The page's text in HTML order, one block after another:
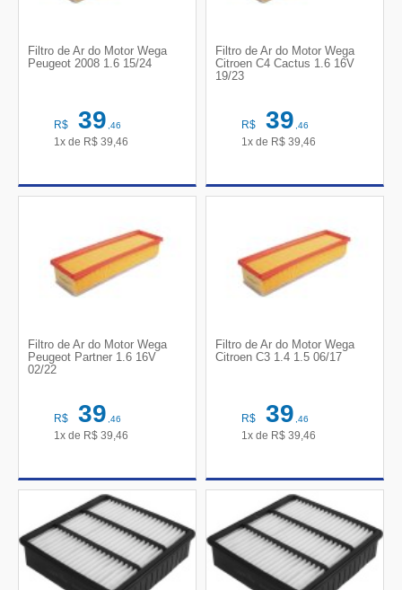
Filtro de Ar do Motor Wega
Peugeot 2008 1.6 15/24
R$ 39,46
1x de R$ 39,46
Filtro de Ar do Motor Wega
Citroen C4 Cactus 1.6 16V
19/23
R$ 39,46
1x de R$ 39,46
Filtro de Ar do Motor Wega
Peugeot Partner 1.6 16V
02/22
R$ 39,46
1x de R$ 39,46
Filtro de Ar do Motor Wega
Citroen C3 1.4 1.5 06/17
R$ 39,46
1x de R$ 39,46